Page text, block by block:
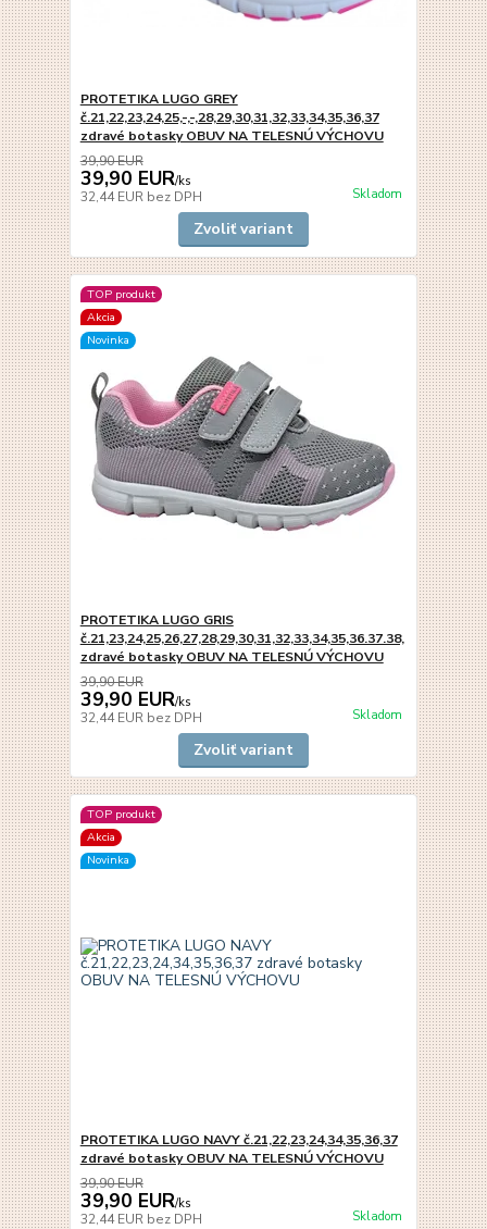
PROTETIKA LUGO GREY
č.21,22,23,24,25,-,-,28,29,30,31,32,33,34,35,36,37
zdravé botasky OBUV NA TELESNÚ VÝCHOVU
39,90 EUR
39,90 EUR/ks
32,44 EUR bez DPH Skladom
Zvoliť variant
TOP produkt
Akcia
Novinka
PROTETIKA LUGO GRIS
č.21,23,24,25,26,27,28,29,30,31,32,33,34,35,36.37.38,
zdravé botasky OBUV NA TELESNÚ VÝCHOVU
39,90 EUR
39,90 EUR/ks
32,44 EUR bez DPH Skladom
Zvoliť variant
TOP produkt
Akcia
Novinka
PROTETIKA LUGO NAVY č.21,22,23,24,34,35,36,37
zdravé botasky OBUV NA TELESNÚ VÝCHOVU
39,90 EUR
39,90 EUR/ks
32,44 EUR bez DPH Skladom